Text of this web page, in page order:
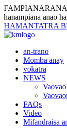
hanampiana anao
HAMANTATRA
an-trano
Momba anay
vokatra
NEWS
FAQs
Video
Mifandraisa